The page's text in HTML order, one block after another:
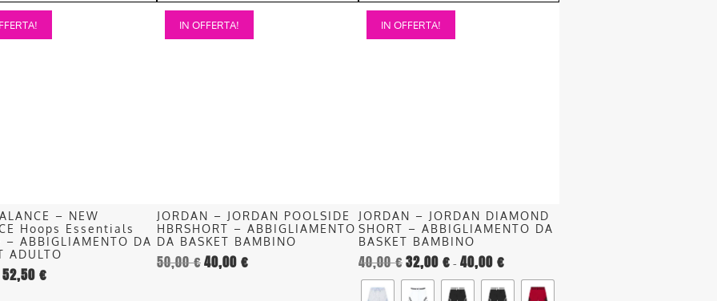
– NEW
Hoops Essentials
– ABBIGLIAMENTO DA
ADULTO
52,50€
IN OFFERTA!
JORDAN – JORDAN POOLSIDE
HBRSHORT – ABBIGLIAMENTO
DA BASKET BAMBINO
50,00€40,00€
Questo
prodotto
pagina
del
prodotto
IN OFFERTA!
JORDAN – JORDAN DIAMOND
SHORT – ABBIGLIAMENTO DA
BASKET BAMBINO
40,00€32,00 € - 40,00 €Fascia
di
Questo
prodotto
pagina
del
prodotto